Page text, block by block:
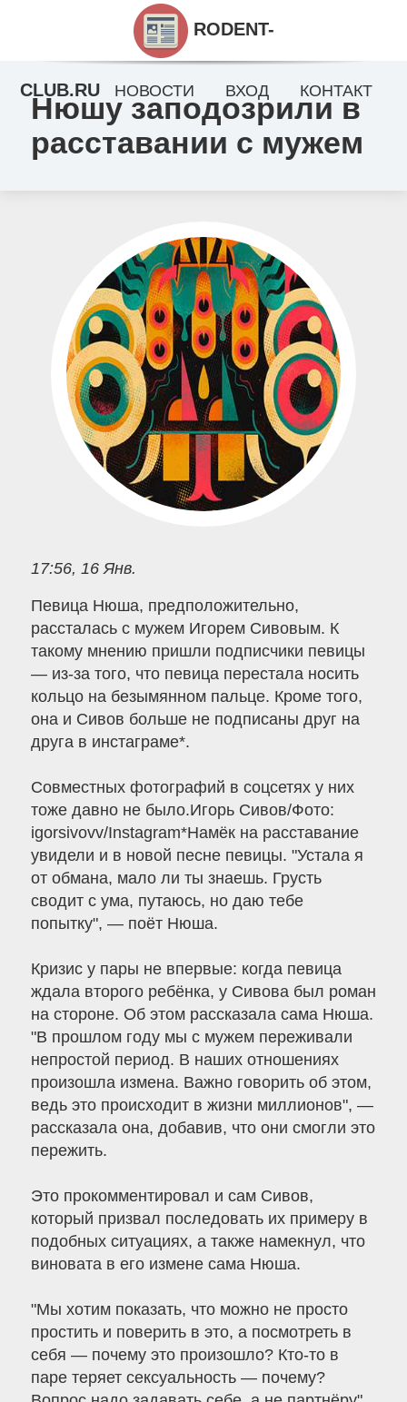
Нюшу заподозрили в
расставании с мужем
17:56, 16 Янв.
Певица Нюша, предположительно,
рассталась с мужем Игорем Сивовым. К
такому мнению пришли подписчики певицы
— из-за того, что певица перестала носить
кольцо на безымянном пальце. Кроме того,
она и Сивов больше не подписаны друг на
друга в инстаграме*.
Совместных фотографий в соцсетях у них
тоже давно не было.Игорь Сивов/Фото:
igorsivovv/Instagram*Намёк на расставание
увидели и в новой песне певицы. "Устала я
от обмана, мало ли ты знаешь. Грусть
сводит с ума, путаюсь, но даю тебе
попытку", — поёт Нюша.
Кризис у пары не впервые: когда певица
ждала второго ребёнка, у Сивова был роман
на стороне. Об этом рассказала сама Нюша.
"В прошлом году мы с мужем переживали
непростой период. В наших отношениях
произошла измена. Важно говорить об этом,
ведь это происходит в жизни миллионов", —
рассказала она, добавив, что они смогли это
пережить.
Это прокомментировал и сам Сивов,
который призвал последовать их примеру в
подобных ситуациях, а также намекнул, что
виновата в его измене сама Нюша.
"Мы хотим показать, что можно не просто
простить и поверить в это, а посмотреть в
себя — почему это произошло? Кто-то в
паре теряет сексуальность — почему?
RODENT-
CLUB.RU НОВОСТИ ВХОД КОНТАКТ